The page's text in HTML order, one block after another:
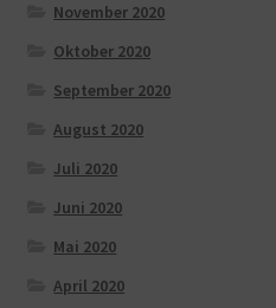
November 2020
Oktober 2020
September 2020
August 2020
Juli 2020
Juni 2020
Mai 2020
April 2020